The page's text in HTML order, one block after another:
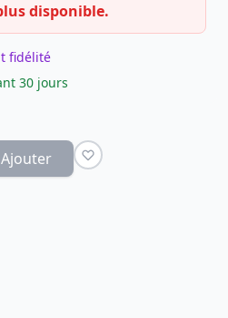
disponible.
fidélité
30 jours
Ajouter